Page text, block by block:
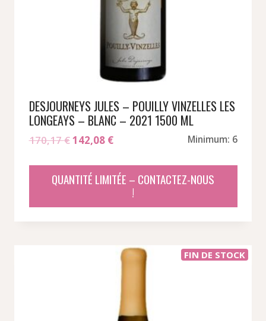
DESJOURNEYS JULES – POUILLY VINZELLES LES
LONGEAYS – BLANC – 2021 1500 ML
170,17€Le
initial
était :
142,08 €Le
actuel
est :
Minimum: 6
QUANTITÉ LIMITÉE – CONTACTEZ-NOUS
!
FIN DE STOCK